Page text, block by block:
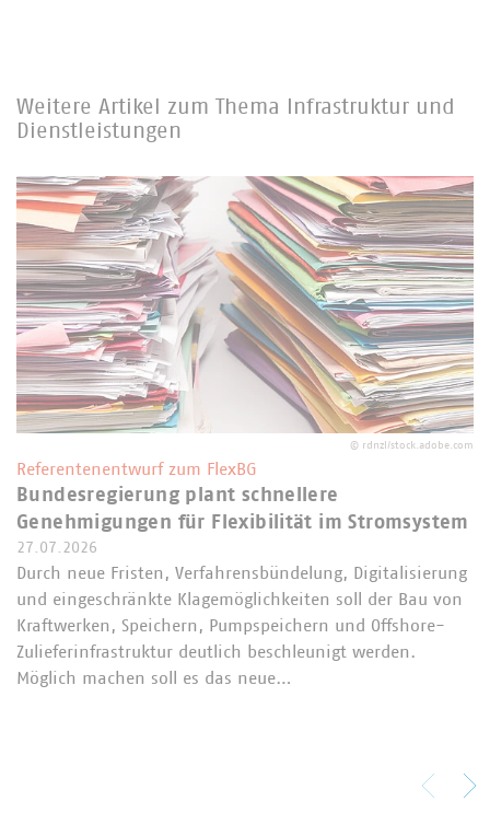
Weitere Artikel zum Thema Infrastruktur und
Dienstleistungen
© rdnzl/stock.adobe.com
Referentenentwurf zum FlexBG
Bundesregierung plant schnellere
Genehmigungen für Flexibilität im Stromsystem
27.07.2026
Durch neue Fristen, Verfahrensbündelung, Digitalisierung
und eingeschränkte Klagemöglichkeiten soll der Bau von
Kraftwerken, Speichern, Pumpspeichern und Offshore-
Zulieferinfrastruktur deutlich beschleunigt werden.
Möglich machen soll es das neue…